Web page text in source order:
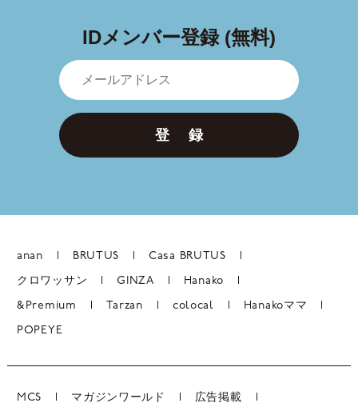
IDメンバー登録 (無料)
登 録
anan BRUTUS Casa BRUTUS
クロワッサン GINZA Hanako
&Premium Tarzan colocal Hanakoママ
POPEYE
MCS マガジンワールド 広告掲載